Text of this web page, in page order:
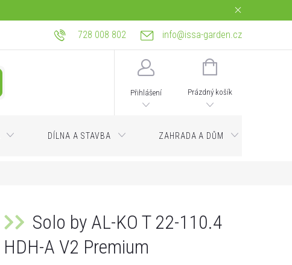
728 008 802 info@issa-garden.cz
Reklamace a práva z vadného plnění Bagrování a zemní práce
Přihlášení
NÁKUPNÍ
Prázdný košík
DÍLNA A STAVBA ZAHRADA A DŮM
Solo by AL-KO T 22-110.4
HDH-A V2 Premium